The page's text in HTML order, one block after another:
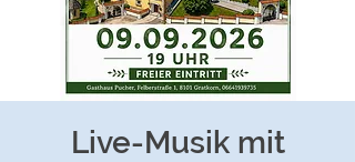
Live-Musik mit